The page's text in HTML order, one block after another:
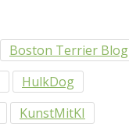
Boston Terrier Blog
HulkDog
KunstMitKI